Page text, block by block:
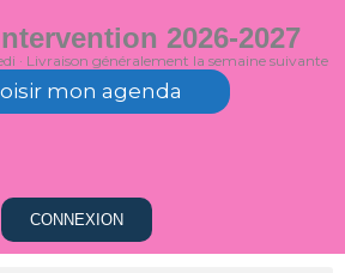
2026-2027
· Livraison généralement la semaine suivante
mon agenda
CONNEXION